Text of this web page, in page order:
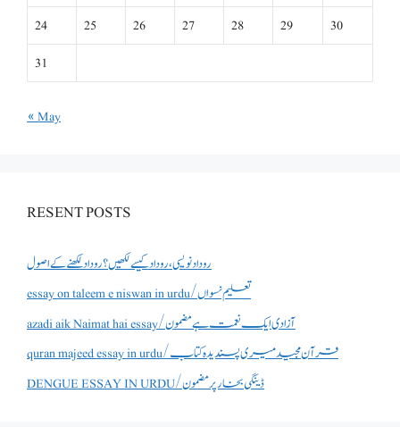
24
25 26 27 28 29
30
31
« May
RESENT POSTS
روداد نویسی ،روداد کیسے لکھیں؟ روداد لکھنے کے اصول
essay on taleem e niswan in urdu/تعلیم نسواں
azadi aik Naimat hai essay/آزادی ایک نعمت ہے مضمون
quran majeed essay in urdu/قرآن مجید میری پسندیدہ کتاب
DENGUE ESSAY IN URDU/ڈینگی بخار پر مضمون